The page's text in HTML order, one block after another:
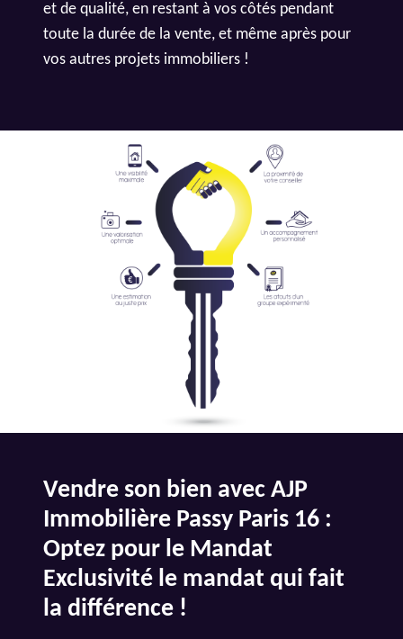
et de qualité, en restant à vos côtés pendant
toute la durée de la vente, et même après pour
vos autres projets immobiliers !
Vendre son bien avec AJP
Immobilière Passy Paris 16 :
Optez pour le Mandat
Exclusivité le mandat qui fait
la différence !